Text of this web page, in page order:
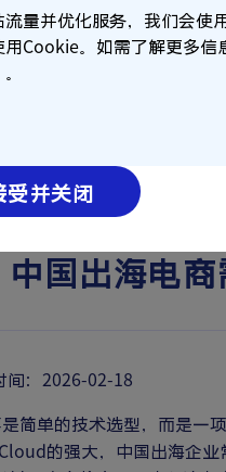
国出海电商
间：2026-02-18
简单的技术选型，而是一
的强大，中国出海企业
量并优化服务，我们会使
Cookie。如需了解更多信
。
受并关闭